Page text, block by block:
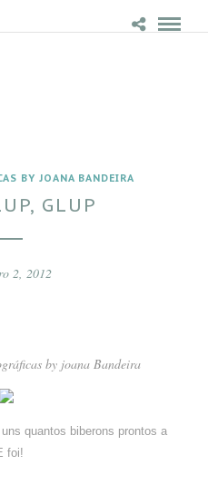
BY JOANA BANDEIRA
GLUP
2, 2012
by joana Bandeira
quantos biberons prontos a
foi!